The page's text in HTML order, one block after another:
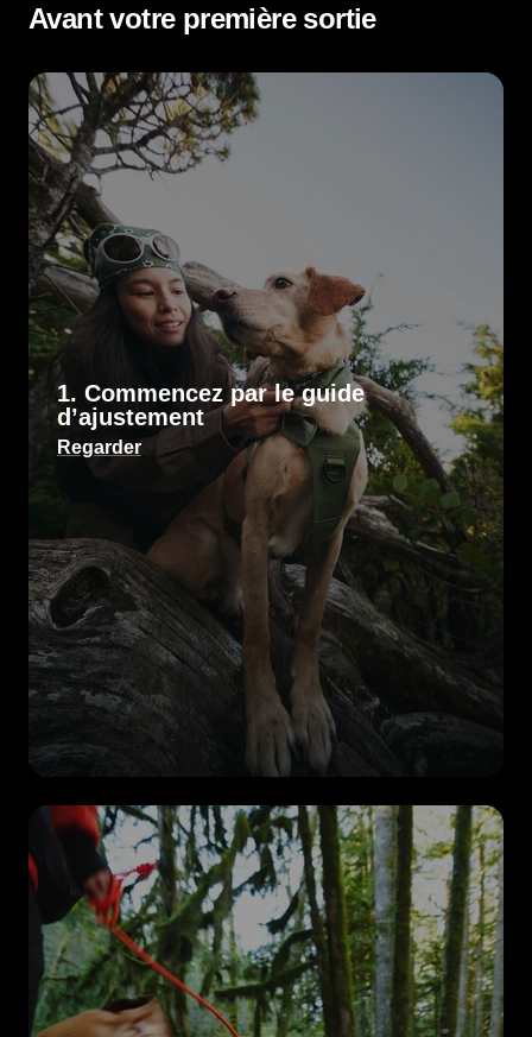
Avant votre première sortie
1. Commencez par le guide
d’ajustement
Regarder